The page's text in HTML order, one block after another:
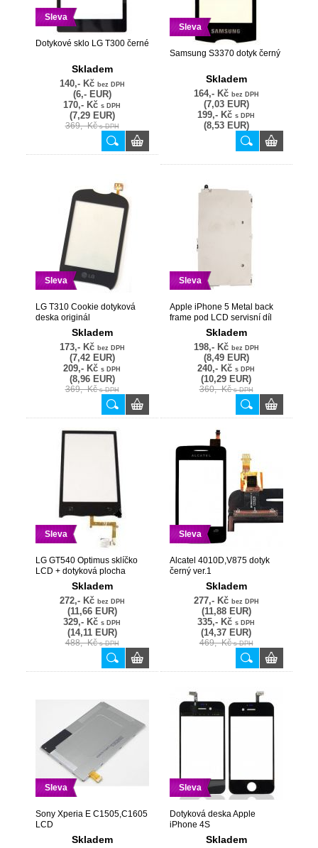
Sleva
Dotykové sklo LG T300 černé
Skladem
140,- Kč bez DPH
(6,- EUR)
170,- Kč s DPH
(7,29 EUR)
369,- Kčs DPH
Sleva
Samsung S3370 dotyk černý
Skladem
164,- Kč bez DPH
(7,03 EUR)
199,- Kč s DPH
(8,53 EUR)
Sleva
LG T310 Cookie dotyková
deska originál
Skladem
173,- Kč bez DPH
(7,42 EUR)
209,- Kč s DPH
(8,96 EUR)
369,- Kčs DPH
Sleva
Apple iPhone 5 Metal back
frame pod LCD servisní díl
Skladem
198,- Kč bez DPH
(8,49 EUR)
240,- Kč s DPH
(10,29 EUR)
360,- Kčs DPH
Sleva
LG GT540 Optimus sklíčko
LCD + dotyková plocha
černá - originální
Skladem
272,- Kč bez DPH
(11,66 EUR)
329,- Kč s DPH
(14,11 EUR)
488,- Kčs DPH
Sleva
Alcatel 4010D,V875 dotyk
černý ver.1
Skladem
277,- Kč bez DPH
(11,88 EUR)
335,- Kč s DPH
(14,37 EUR)
469,- Kčs DPH
Sleva
Sony Xperia E C1505,C1605
LCD
Skladem
Sleva
Dotyková deska Apple
iPhone 4S
Skladem